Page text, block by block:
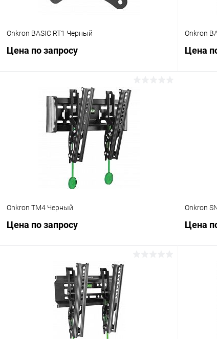
Onkron BASIC RT1 Черный
Цена по запросу
Запросить цену
Купить в 1 клик Сравнение
Под заказ
Onkron
Цена
Onkron TM4 Черный
Цена по запросу
Запросить цену
Купить в 1 клик Сравнение
Под заказ
Onkron
Цена